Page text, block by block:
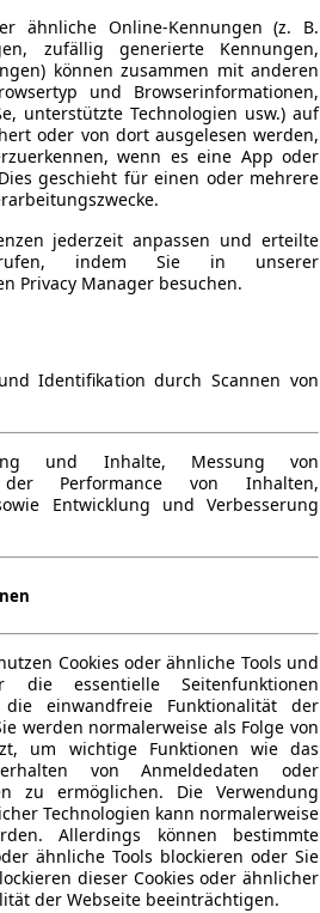
ähnliche Online-Kennungen (z. B.
zufällig generierte Kennungen,
können zusammen mit anderen
und Browserinformationen,
unterstützte Technologien usw.) auf
oder von dort ausgelesen werden,
wenn es eine App oder
geschieht für einen oder mehrere
jederzeit anpassen und erteilte
indem Sie in unserer
Privacy Manager besuchen.
Identifikation durch Scannen von
und Inhalte, Messung von
Performance von Inhalten,
Entwicklung und Verbesserung
Cookies oder ähnliche Tools und
die essentielle Seitenfunktionen
einwandfreie Funktionalität der
werden normalerweise als Folge von
um wichtige Funktionen wie das
von Anmeldedaten oder
zu ermöglichen. Die Verwendung
Technologien kann normalerweise
Allerdings können bestimmte
ähnliche Tools blockieren oder Sie
dieser Cookies oder ähnlicher
der Webseite beeinträchtigen.